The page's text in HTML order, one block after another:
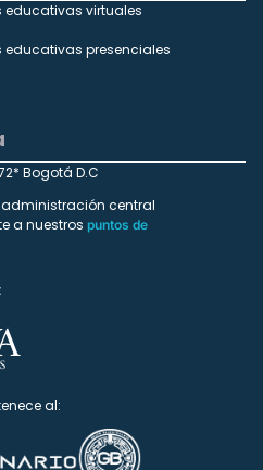
educativas virtuales
educativas presenciales
Bogotá D.C
central
a nuestros puntos de
al: